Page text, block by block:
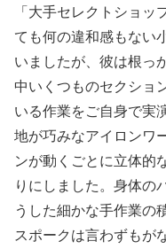
「大手セレクトショ
ても何の違和感もない
いましたが、彼は根っ
中いくつものセクショ
いる作業をご自身で実
地が巧みなアイロンワ
ンが動くごとに立体的
りにしました。身体の
うした細かな手作業の
スポークは言わずもが